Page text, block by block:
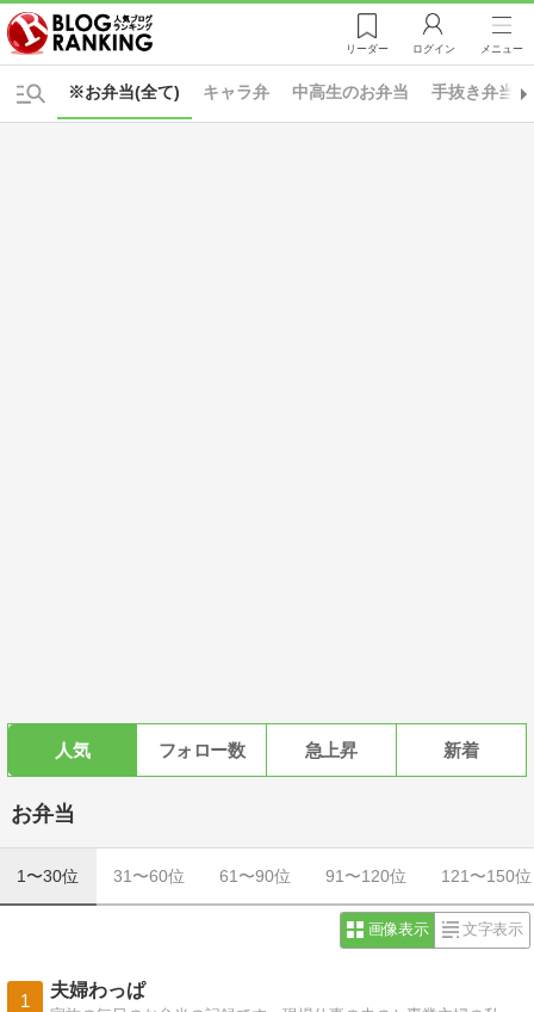
リーダー ログイン メニュー
※お弁当(全て) キャラ弁 中高生のお弁当 手抜き弁当
人気 フォロー数 急上昇 新着
お弁当
1〜30位 31〜60位 61〜90位 91〜120位 121〜150位
画像表示 文字表示
1
夫婦わっぱ